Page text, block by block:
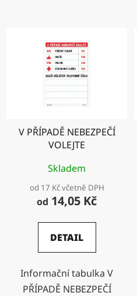
V PŘÍPADĚ NEBEZPEČÍ
VOLEJTE
Skladem
od 17 Kč včetně DPH
od 14,05 Kč
DETAIL
Informační tabulka V
PŘÍPADĚ NEBEZPEČÍ